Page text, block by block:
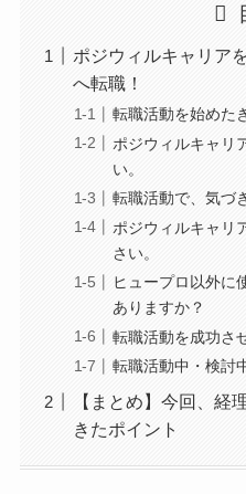
ポジウィルキャリア
へ転職！
転職活動を始めた
ポジウィルキャリ
い。
転職活動で、気づ
ポジウィルキャリ
さい。
ヒュープロ以外に
ありますか？
転職活動を成功さ
転職活動中・検討
【まとめ】今回、経
きたポイント